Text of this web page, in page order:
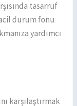
tasarruf
durum fonu
yardımcı
karşılaştırmak